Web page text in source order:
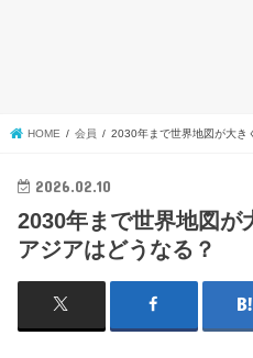
HOME 会員 2030年まで世界地図が大
2026.02.10
2030年まで世界地図
アジアはどうなる？